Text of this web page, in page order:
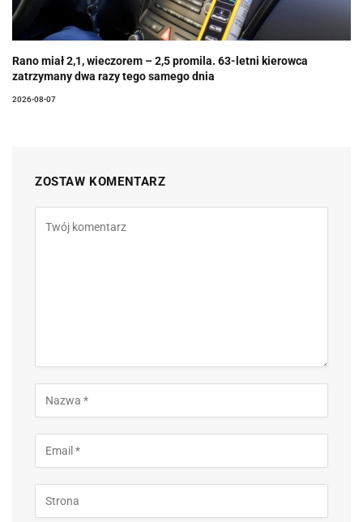
Rano miał 2,1, wieczorem – 2,5 promila. 63-letni kierowca
zatrzymany dwa razy tego samego dnia
2026-08-07
ZOSTAW KOMENTARZ